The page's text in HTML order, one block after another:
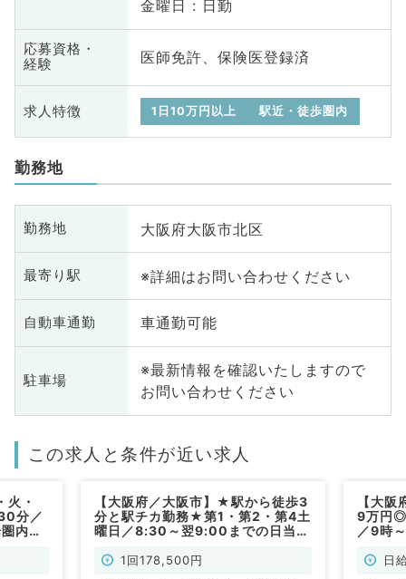
金曜日 : 日勤
応募資格・
経験
医師免許、保険医登録済
求人特徴 1日10万円以上 駅近・徒歩圏内
勤務地
勤務地 大阪府大阪市北区
最寄り駅 ※詳細はお問い合わせください
自動車通勤 車通勤可能
駐車場
※最新情報を確認いたしますので
お問い合わせください
この求人と条件が近い求人
火・
分／
内の
【大阪府／大阪市】★駅から徒歩3
分と駅チカ勤務★第1・第2・第4土
曜日／8:30～翌9:00までの日当直
不問／非常勤）
1回178,500円
【大
9万円◎
／9時
般内科
日